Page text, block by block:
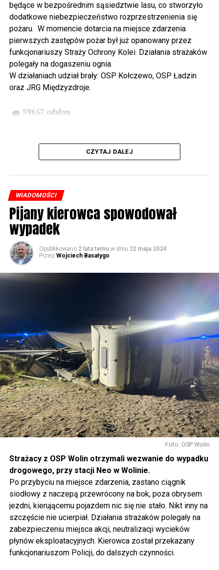
spod biblioteki). O godzinie 19.00 w kolegiacie
wysłuchamy organowego koncertu w wykonaniu
państwa Witkowskich.
Wyjątkowym wydarzeniem będzie koncert w wykonaniu
Kawuś Music Project, podczas którego wysłuchamy
polskich przebojów w jazzowej aranżacji (godz. 20.00
przed biblioteką). Podczas koncertu zaplanowaliśmy dla
Projektów Interreg VI A – Kultura i zrównoważona
turystyka.
(Niemcy), Biblioteka Publiczna Gminy Wolin, Parafia
Rzymskokatolicka w Wolinie
59658 odsłon
będące w bezpośrednim sąsiedztwie lasu, co stworzyło
dodatkowe niebezpieczeństwo rozprzestrzenienia się
pożaru. W momencie dotarcia na miejsce zdarzenia
pierwszych zastępów pożar był już opanowany przez
funkcjonariuszy Straży Ochrony Kolei. Działania strażaków
polegały na dogaszeniu ognia.
W działaniach udział brały: OSP Kołczewo, OSP Ładzin
oraz JRG Międzyzdroje.
59657 odsłon
CZYTAJ DALEJ
WIADOMOŚCI
Pijany kierowca spowodował
wypadek
Opublikowano 2 lata temu w dniu 22 maja 2024
Przez Wojciech Basałygo
Foto: OSP Wolin
Strażacy z OSP Wolin otrzymali wezwanie do wypadku
drogowego, przy stacji Neo w Wolinie.
Po przybyciu na miejsce zdarzenia, zastano ciągnik
siodłowy z naczepą przewrócony na bok, poza obrysem
jezdni, kierującemu pojazdem nic się nie stało. Nikt inny na
szczęście nie ucierpiał. Działania strażaków polegały na
zabezpieczeniu miejsca akcji, neutralizacji wycieków
płynów eksploatacyjnych. Kierowca został przekazany
funkcjonariuszom Policji, do dalszych czynności.